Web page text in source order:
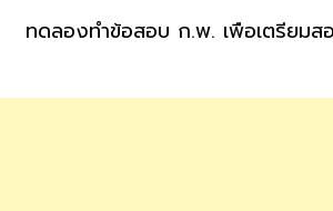
ทดลองทำข้อสอบ ก.พ. เพื่อเตรียม